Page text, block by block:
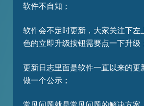
软件不自知；
软件会不定时更新，大家关注下左
色的立即升级按钮需要点一下升级
更新日志里面是软件一直以来的更
做一个公示；